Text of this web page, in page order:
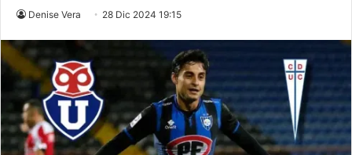
Denise Vera 28 Dic 2024 19:15